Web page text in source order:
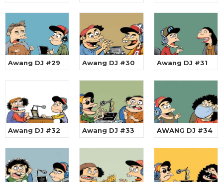
Awang DJ #29 Awang DJ #30 Awang DJ #31
Awang DJ #32 Awang DJ #33 AWANG DJ #34